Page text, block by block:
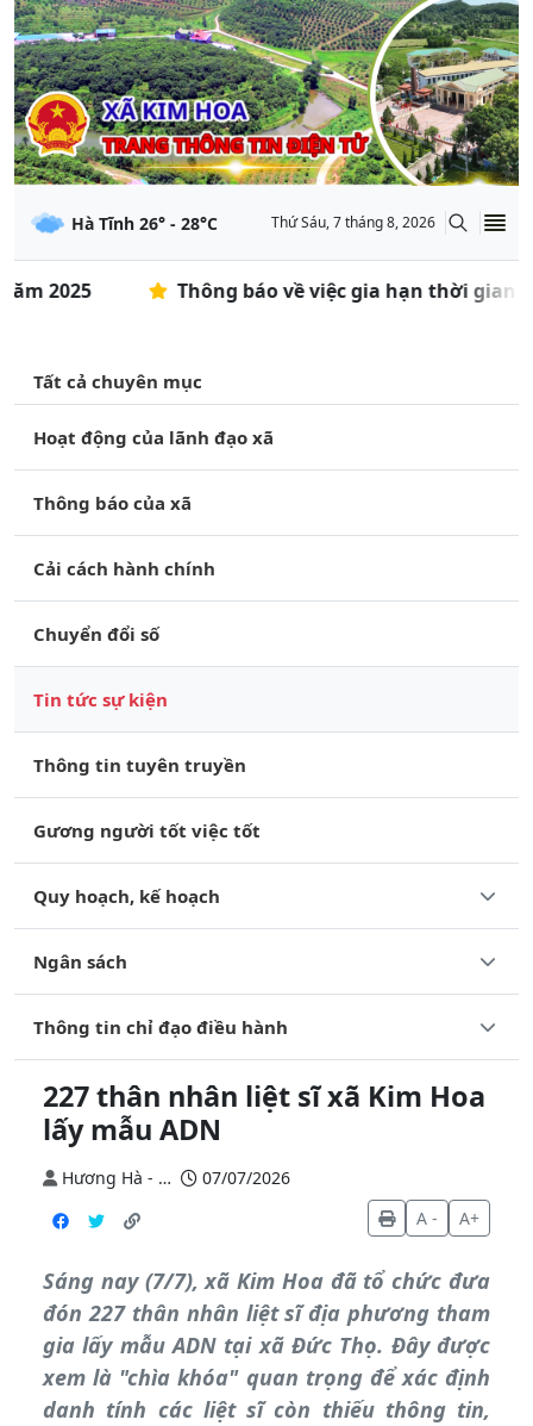
Hà Tĩnh 26° - 28°C Thứ Sáu, 7 tháng 8, 2026
Thông báo về việc gia hạn thời gian
Tất cả chuyên mục
Hoạt động của lãnh đạo xã
Thông báo của xã
Cải cách hành chính
Chuyển đổi số
Tin tức sự kiện
Thông tin tuyên truyền
Gương người tốt việc tốt
Quy hoạch, kế hoạch
Ngân sách
Thông tin chỉ đạo điều hành
227 thân nhân liệt sĩ xã Kim Hoa
lấy mẫu ADN
Hương Hà - Nguyễn Nhung
07/07/2026
A -
A+
Sáng nay (7/7), xã Kim Hoa đã tổ chức đưa
đón 227 thân nhân liệt sĩ địa phương tham
gia lấy mẫu ADN tại xã Đức Thọ. Đây được
xem là "chìa khóa" quan trọng để xác định
danh tính các liệt sĩ còn thiếu thông tin,